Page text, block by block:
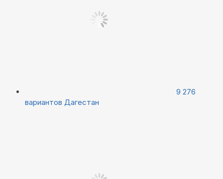
9 276
вариантов Дагестан